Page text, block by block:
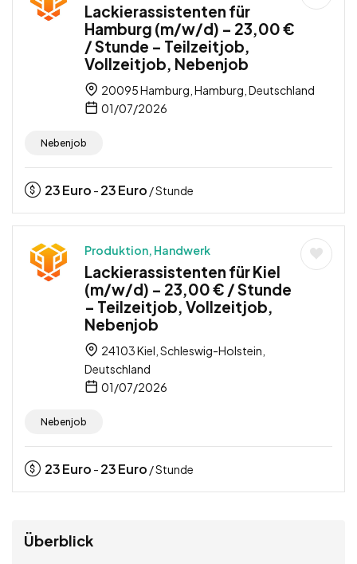
Lackierassistenten für
Hamburg (m/w/d) – 23,00 €
/ Stunde – Teilzeitjob,
Vollzeitjob, Nebenjob
20095 Hamburg, Hamburg, Deutschland
01/07/2026
Nebenjob
23Euro - 23Euro / Stunde
Produktion, Handwerk
Lackierassistenten für Kiel
(m/w/d) – 23,00 € / Stunde
– Teilzeitjob, Vollzeitjob,
Nebenjob
24103 Kiel, Schleswig-Holstein,
Deutschland
01/07/2026
Nebenjob
23Euro - 23Euro / Stunde
Überblick